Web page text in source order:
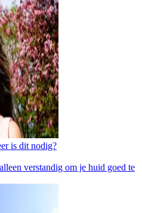
is dit nodig?
verstandig om je huid goed te